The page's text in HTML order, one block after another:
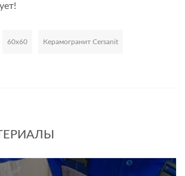
60х60 Керамогранит Cersanit